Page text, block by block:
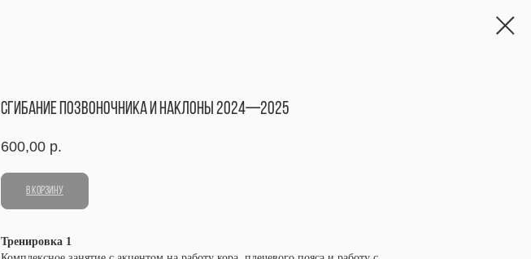
СГИБАНИЕ ПОЗВОНОЧНИКА И НАКЛОНЫ 2024—2025
600,00 р.
В КОРЗИНУ
Тренировка 1